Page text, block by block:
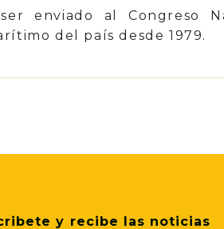
enviado al Congreso
del país desde 1979.
y recibe las noticias